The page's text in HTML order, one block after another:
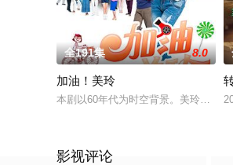
全191集 8.0
加油！美玲
本剧以60年代为时空背景。美玲，一个
影视评论